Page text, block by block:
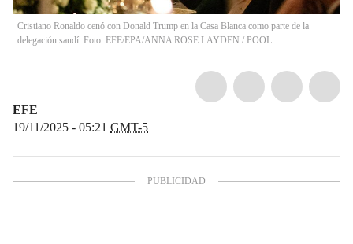
Cristiano Ronaldo cenó con Donald Trump en la Casa Blanca como parte de la
delegación saudí. Foto: EFE/EPA/ANNA ROSE LAYDEN / POOL
EFE
19/11/2025 - 05:21 GMT-5